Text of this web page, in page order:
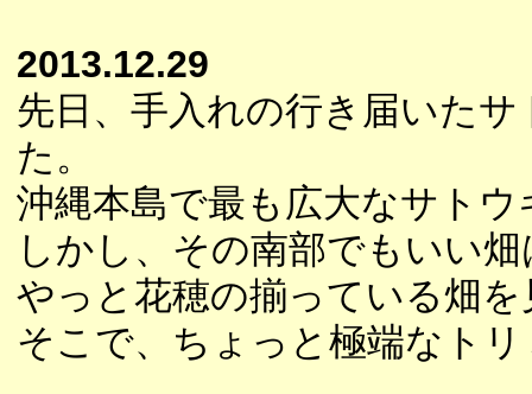
2013.12.29
先日、手入れの行き届いた
た。
沖縄本島で最も広大なサト
しかし、その南部でもいい
やっと花穂の揃っている畑
そこで、ちょっと極端なト